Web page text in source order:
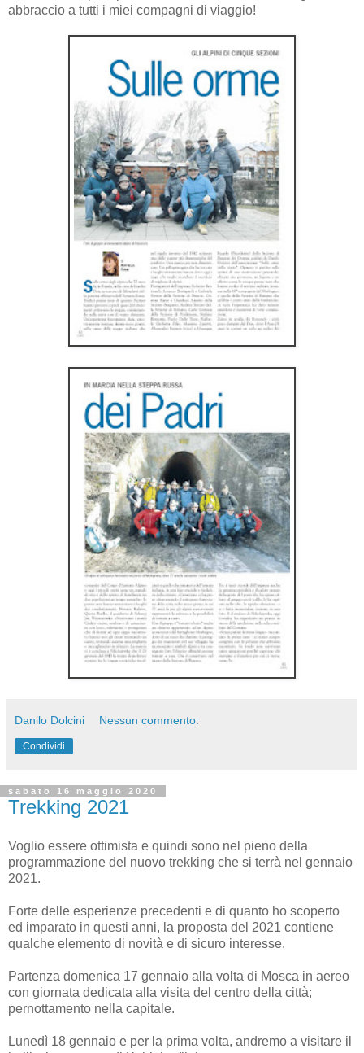
abbraccio a tutti i miei compagni di viaggio!
Danilo Dolcini Nessun commento:
Condividi
sabato 16 maggio 2020
Trekking 2021
Voglio essere ottimista e quindi sono nel pieno della
programmazione del nuovo trekking che si terrà nel gennaio
2021.
Forte delle esperienze precedenti e di quanto ho scoperto
ed imparato in questi anni, la proposta del 2021 contiene
qualche elemento di novità e di sicuro interesse.
Partenza domenica 17 gennaio alla volta di Mosca in aereo
con giornata dedicata alla visita del centro della città;
pernottamento nella capitale.
Lunedì 18 gennaio e per la prima volta, andremo a visitare il